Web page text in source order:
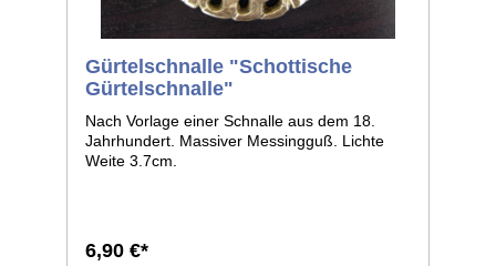
Gürtelschnalle "Schottische
Gürtelschnalle"
Nach Vorlage einer Schnalle aus dem 18.
Jahrhundert. Massiver Messingguß. Lichte
Weite 3.7cm.
6,90 €*